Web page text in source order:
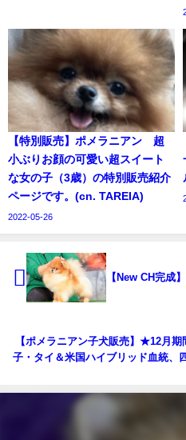
【特別販売】ポメラニアン 超
小ぶりお顔の可愛い超スイート
な女の子（3歳）の特別販売紹介
ページです。(cn. TAREIA)
2022-05-26
【New CH完成
【ポメラニアン子犬販売】★12月
子・タイ＆米国ハイブリッド血統、